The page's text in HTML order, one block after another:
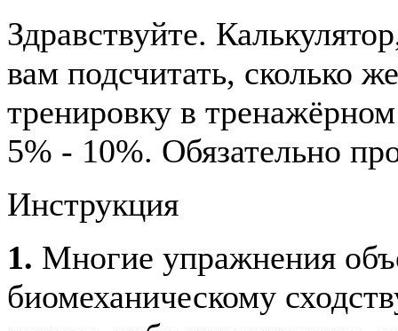
Здравствуйте.
вам подсчитать, сколько
тренировку в
5% - 10%. Обязательно
Инструкция
1. Многие упражнения
биомеханическому